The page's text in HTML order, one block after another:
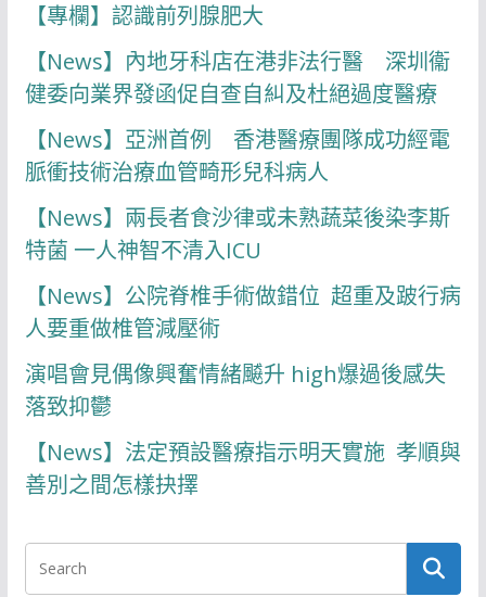
【專欄】認識前列腺肥大
【News】內地牙科店在港非法行醫 深圳衞
健委向業界發函促自查自糾及杜絕過度醫療
【News】亞洲首例 香港醫療團隊成功經電
脈衝技術治療血管畸形兒科病人
【News】兩長者食沙律或未熟蔬菜後染李斯
特菌 一人神智不清入ICU
【News】公院脊椎手術做錯位 超重及跛行病
人要重做椎管減壓術
演唱會見偶像興奮情緒飇升 high爆過後感失
落致抑鬱
【News】法定預設醫療指示明天實施 孝順與
善別之間怎樣抉擇